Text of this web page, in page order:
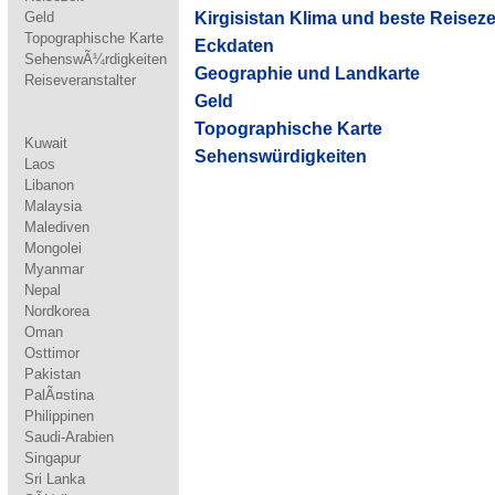
Kirgisistan Klima und beste
Eckdaten
Geographie und Landkarte
Geld
Topographische Karte
Sehenswürdigkeiten
Geld
Topographische Karte
SehenswÃ¼rdigkeiten
Reiseveranstalter
Kuwait
Laos
Libanon
Malaysia
Malediven
Mongolei
Myanmar
Nepal
Nordkorea
Oman
Osttimor
Pakistan
PalÃ¤stina
Philippinen
Saudi-Arabien
Singapur
Sri Lanka